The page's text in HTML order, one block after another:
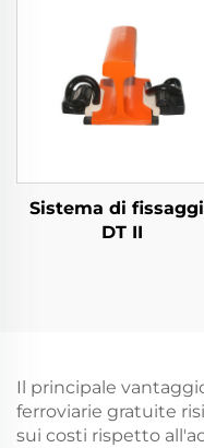
Sistema di
DT II
Il principale
ferroviarie gratuite
sui costi rispetto